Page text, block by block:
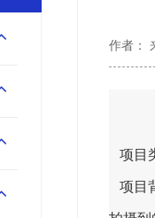
作者：
项目
项目